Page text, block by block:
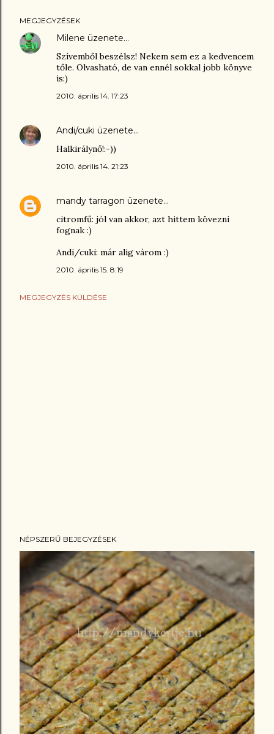
MEGJEGYZÉSEK
Milene üzenete…
Szívemből beszélsz! Nekem sem ez a kedvencem
tőle. Olvasható, de van ennél sokkal jobb könyve
is:)
2010. április 14. 17:23
Andi/cuki üzenete…
Halkirálynő!:-))
2010. április 14. 21:23
mandy tarragon üzenete…
citromfű: jól van akkor, azt hittem kövezni
fognak :)
Andi/cuki: már alig várom :)
2010. április 15. 8:19
MEGJEGYZÉS KÜLDÉSE
NÉPSZERŰ BEJEGYZÉSEK